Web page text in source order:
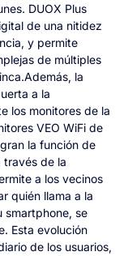
DUOX Plus
de una nitidez
y permite
de múltiples
la
a la
los monitores de la
VEO WiFi de
la función de
través de la
a los vecinos
quién llama a la
smartphone, se
Esta evolución
de los usuarios,